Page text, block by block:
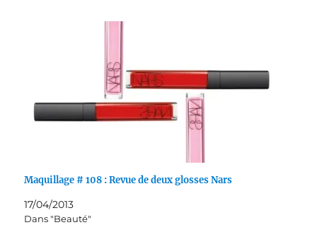
Maquillage # 108 : Revue de deux glosses Nars
17/04/2013
Dans "Beauté"